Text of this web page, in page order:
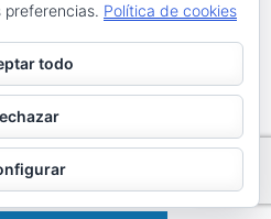
preferencias. Política de cookies
todo